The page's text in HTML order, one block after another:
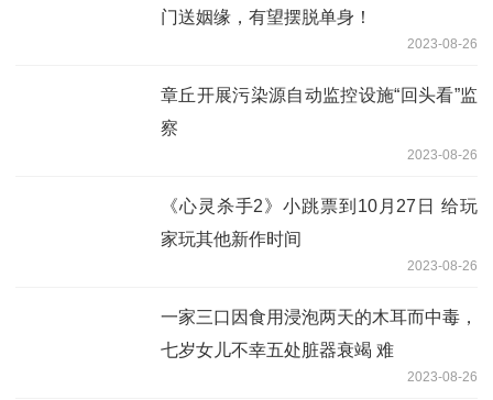
门送姻缘，有望摆脱单身！
2023-08-26
章丘开展污染源自动监控设施“回头看”监
察
2023-08-26
《心灵杀手2》小跳票到10月27日 给玩
家玩其他新作时间
2023-08-26
一家三口因食用浸泡两天的木耳而中毒，
七岁女儿不幸五处脏器衰竭 难
2023-08-26